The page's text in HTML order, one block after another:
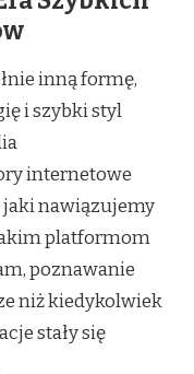
inną formę,
i szybki styl
internetowe
jaki nawiązujemy
platformom
poznawanie
niż kiedykolwiek
stały się